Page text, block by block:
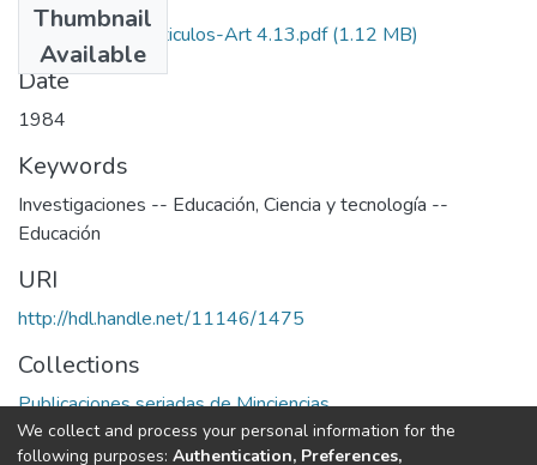
Thumbnail
Available
1984-V2-N4-Articulos-Art 4.13.pdf(1.12 MB)
Date
1984
Keywords
Investigaciones -- Educación, Ciencia y tecnología --
Educación
URI
http://hdl.handle.net/11146/1475
Collections
Publicaciones seriadas de Minciencias
Full item page
We collect and process your personal information for the
following purposes: Authentication, Preferences,